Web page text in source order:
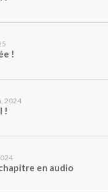
!
2024
!
en audio